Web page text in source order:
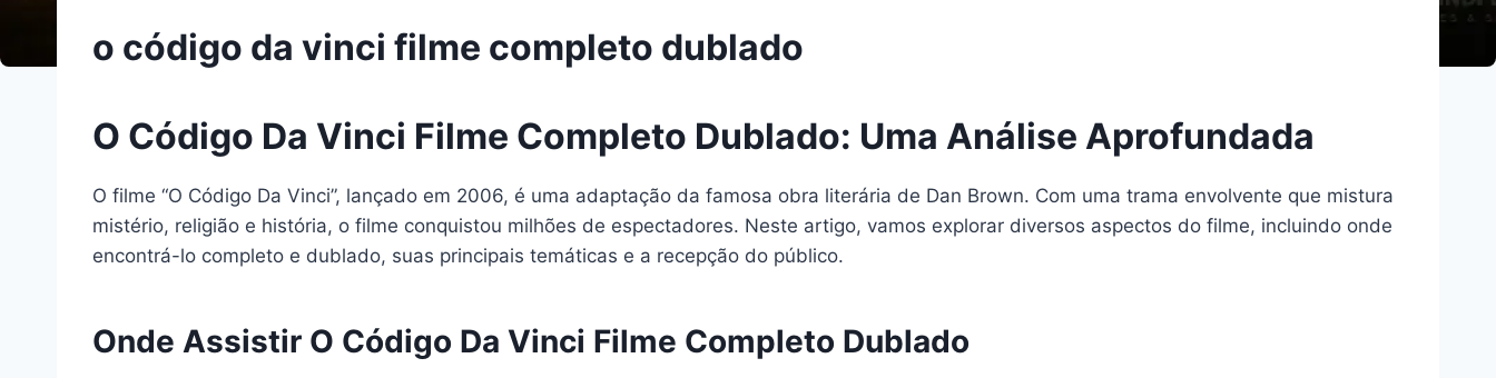
o código da vinci filme completo dublado
O Código Da Vinci Filme Completo Dublado: Uma Análise Aprofundada
O filme “O Código Da Vinci”, lançado em 2006, é uma adaptação da famosa obra literária de Dan Brown. Com uma trama envolvente que mistura
mistério, religião e história, o filme conquistou milhões de espectadores. Neste artigo, vamos explorar diversos aspectos do filme, incluindo onde
encontrá-lo completo e dublado, suas principais temáticas e a recepção do público.
Onde Assistir O Código Da Vinci Filme Completo Dublado